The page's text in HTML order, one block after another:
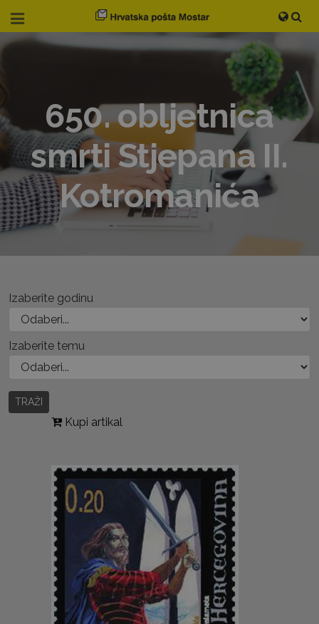
650. obljetnica
smrti Stjepana II.
Kotromanića
Izaberite godinu
Izaberite temu
TRAŽI
Kupi artikal